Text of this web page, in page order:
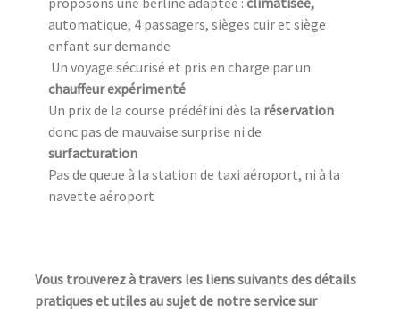
automatique, 4 passagers, sièges cuir et siège
enfant sur demande
Un voyage sécurisé et pris en charge par un
chauffeur expérimenté
Un prix de la course prédéfini dès la réservation
donc pas de mauvaise surprise ni de
surfacturation
Pas de queue à la station de taxi aéroport, ni à la
navette aéroport
Vous trouverez à travers les liens suivants des détails
pratiques et utiles au sujet de notre service sur